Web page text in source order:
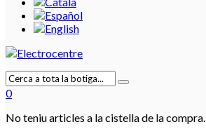
0
No teniu articles a la cistella de la compra.